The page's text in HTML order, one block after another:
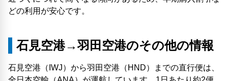
どの利用が安心です。
石見空港→羽田空港のその他の情報
石見空港（IWJ）から羽田空港（HND）までの直行便は、